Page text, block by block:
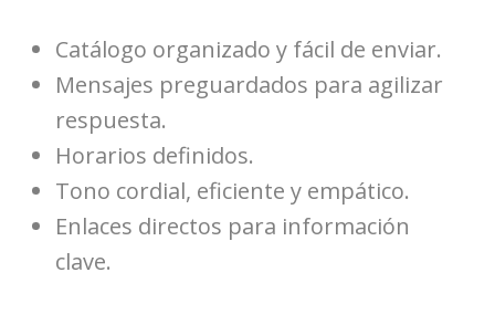
Catálogo organizado y fácil de enviar.
Mensajes preguardados para agilizar
respuesta.
Horarios definidos.
Tono cordial, eficiente y empático.
Enlaces directos para información
clave.